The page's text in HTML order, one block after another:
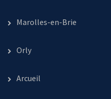
Marolles-en-Brie
Orly
Arcueil